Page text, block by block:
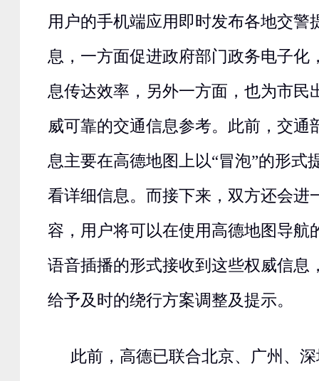
用户的手机端应用即时发布各地交警
息，一方面促进政府部门政务电子化
息传达效率，另外一方面，也为市民
威可靠的交通信息参考。此前，交通
息主要在高德地图上以“冒泡”的形式
看详细信息。而接下来，双方还会进
容，用户将可以在使用高德地图导航
语音插播的形式接收到这些权威信息
给予及时的绕行方案调整及提示。
此前，高德已联合北京、广州、